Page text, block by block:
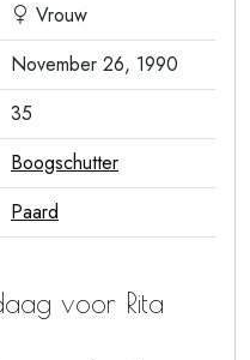
Vrouw
November 26, 1990
35
Boogschutter
Paard
voor Rita